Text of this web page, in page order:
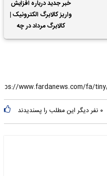
خبر جدید درباره افزایش
واریز کالابرگ الکترونیک |
کالابرگ مرداد در چه
تاریخی واریز خواهد شد؟
۰ نفر دیگر این مطلب را پسندیدند